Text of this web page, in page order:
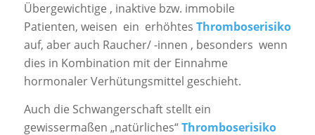
Übergewichtige , inaktive bzw. immobile
Patienten, weisen ein erhöhtes Thromboserisiko
auf, aber auch Raucher/ -innen , besonders wenn
dies in Kombination mit der Einnahme
hormonaler Verhütungsmittel geschieht.
Auch die Schwangerschaft stellt ein
gewissermaßen „natürliches“Thromboserisiko